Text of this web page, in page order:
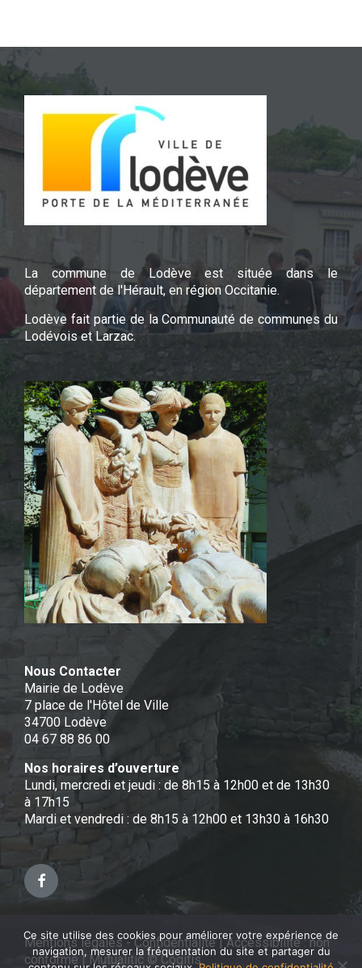
La commune de Lodève est située dans le
département de l'Hérault, en région Occitanie.
Lodève fait partie de la Communauté de communes du
Lodévois et Larzac.
Nous Contacter
Mairie de Lodève
7 place de l'Hôtel de Ville
34700 Lodève
04 67 88 86 00
Nos horaires d’ouverture
Lundi, mercredi et jeudi : de 8h15 à 12h00 et de 13h30
à 17h15
Mardi et vendredi : de 8h15 à 12h00 et 13h30 à 16h30
Facebook
Mentions légales - Confidentialité|Accessibilité : non
conforme| Mutualitic © Cogitis
Ce site utilise des cookies pour améliorer votre expérience de
navigation, mesurer la fréquentation du site et partager du